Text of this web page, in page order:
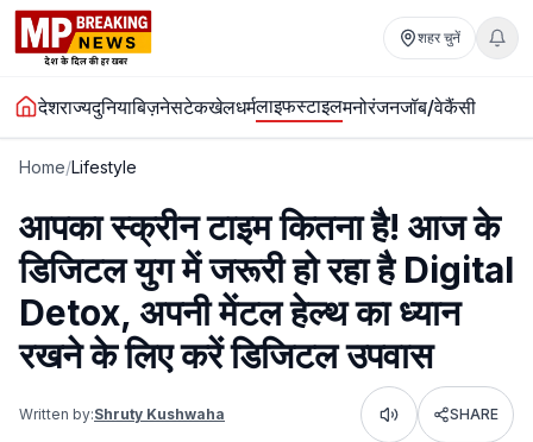
शहर चुनें
देशराज्यदुनियाबिज़नेसटेकखेलधर्मलाइफस्टाइलमनोरंजनजॉब/वेकैंसी
Home/Lifestyle
आपका स्क्रीन टाइम कितना है! आज के
डिजिटल युग में जरूरी हो रहा है Digital
Detox, अपनी मेंटल हेल्थ का ध्यान
रखने के लिए करें डिजिटल उपवास
Written by:Shruty Kushwaha Listen SHARE